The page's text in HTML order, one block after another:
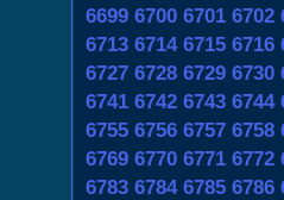
6699 6700 6701 6702
6713 6714 6715 6716
6727 6728 6729 6730
6741 6742 6743 6744
6755 6756 6757 6758
6769 6770 6771 6772
6783 6784 6785 6786